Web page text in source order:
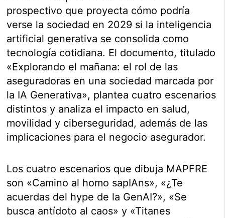
prospectivo que proyecta cómo podría
verse la sociedad en 2029 si la inteligencia
artificial generativa se consolida como
tecnología cotidiana. El documento, titulado
«Explorando el mañana: el rol de las
aseguradoras en una sociedad marcada por
la IA Generativa», plantea cuatro escenarios
distintos y analiza el impacto en salud,
movilidad y ciberseguridad, además de las
implicaciones para el negocio asegurador.
Los cuatro escenarios que dibuja MAPFRE
son «Camino al homo sapIAns», «¿Te
acuerdas del hype de la GenAI?», «Se
busca antídoto al caos» y «Titanes